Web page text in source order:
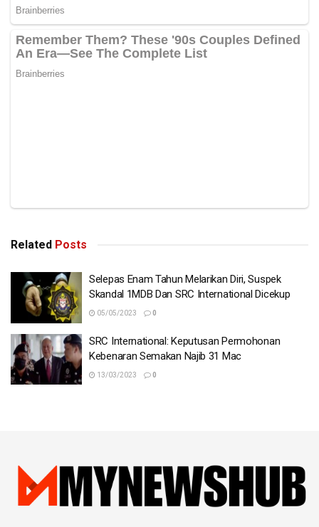
Related Posts
Selepas Enam Tahun Melarikan Diri, Suspek
Skandal 1MDB Dan SRC International Dicekup
05/05/2023 0
SRC International: Keputusan Permohonan
Kebenaran Semakan Najib 31 Mac
13/03/2023 0